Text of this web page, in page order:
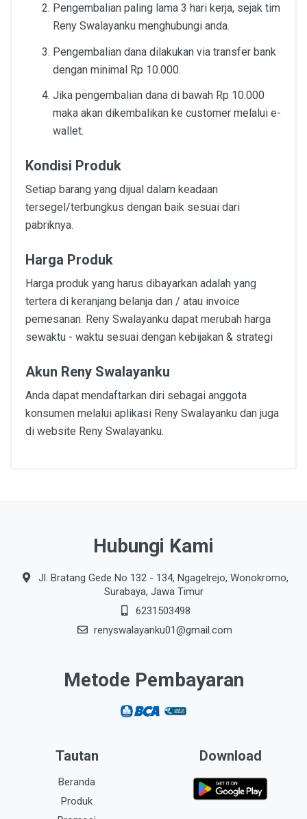
Pengembalian paling lama 3 hari kerja, sejak tim
Reny Swalayanku menghubungi anda.
Pengembalian dana dilakukan via transfer bank
dengan minimal Rp 10.000.
Jika pengembalian dana di bawah Rp 10.000
maka akan dikembalikan ke customer melalui e-
wallet.
Kondisi Produk
Setiap barang yang dijual dalam keadaan
tersegel/terbungkus dengan baik sesuai dari
pabriknya.
Harga Produk
Harga produk yang harus dibayarkan adalah yang
tertera di keranjang belanja dan / atau invoice
pemesanan. Reny Swalayanku dapat merubah harga
sewaktu - waktu sesuai dengan kebijakan & strategi
Akun Reny Swalayanku
Anda dapat mendaftarkan diri sebagai anggota
konsumen melalui aplikasi Reny Swalayanku dan juga
di website Reny Swalayanku.
Hubungi Kami
Jl. Bratang Gede No 132 - 134, Ngagelrejo, Wonokromo,
Surabaya, Jawa Timur
6231503498
renyswalayanku01@gmail.com
Metode Pembayaran
Tautan
Beranda
Produk
Download